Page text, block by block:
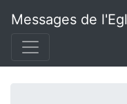
Messages de